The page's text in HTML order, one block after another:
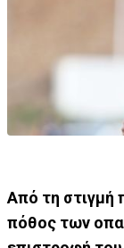
Από τη στιγμή
πόθος των